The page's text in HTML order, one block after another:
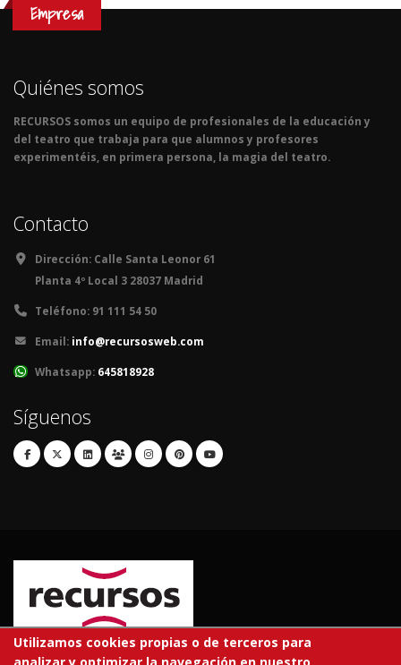
Empresa
Quiénes somos
RECURSOS somos un equipo de profesionales de la educación y
del teatro que trabaja para que alumnos y profesores
experimentéis, en primera persona, la magia del teatro.
Contacto
Dirección: Calle Santa Leonor 61
Planta 4º Local 3 28037 Madrid
Teléfono: 91 111 54 50
Email: info@recursosweb.com
Whatsapp: 645818928
Síguenos
Utilizamos cookies propias o de terceros para